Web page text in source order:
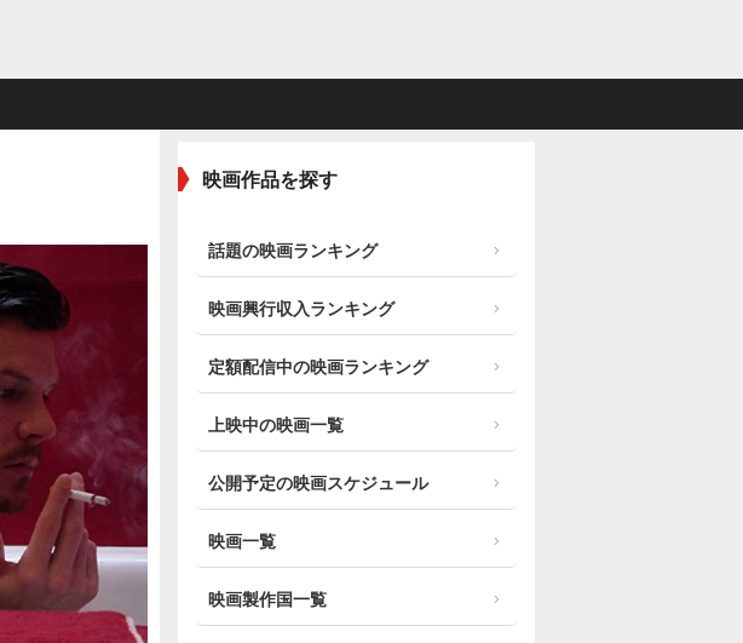
映画作品を探す
話題の映画ランキング
映画興行収入ランキング
定額配信中の映画ランキング
上映中の映画一覧
公開予定の映画スケジュール
映画一覧
映画製作国一覧